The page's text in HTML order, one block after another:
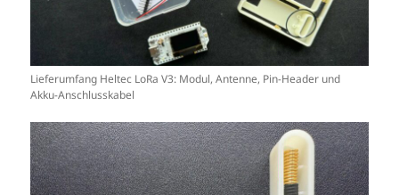
Lieferumfang Heltec LoRa V3: Modul, Antenne, Pin-Header und
Akku-Anschlusskabel